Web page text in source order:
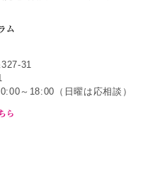
31
～18:00（日曜は応相談）